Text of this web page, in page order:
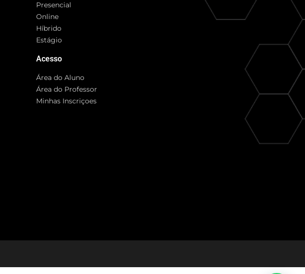
Presencial
Online
Híbrido
Estágio
Acesso
Área do Aluno
Área do Professor
Minhas Inscriçoes